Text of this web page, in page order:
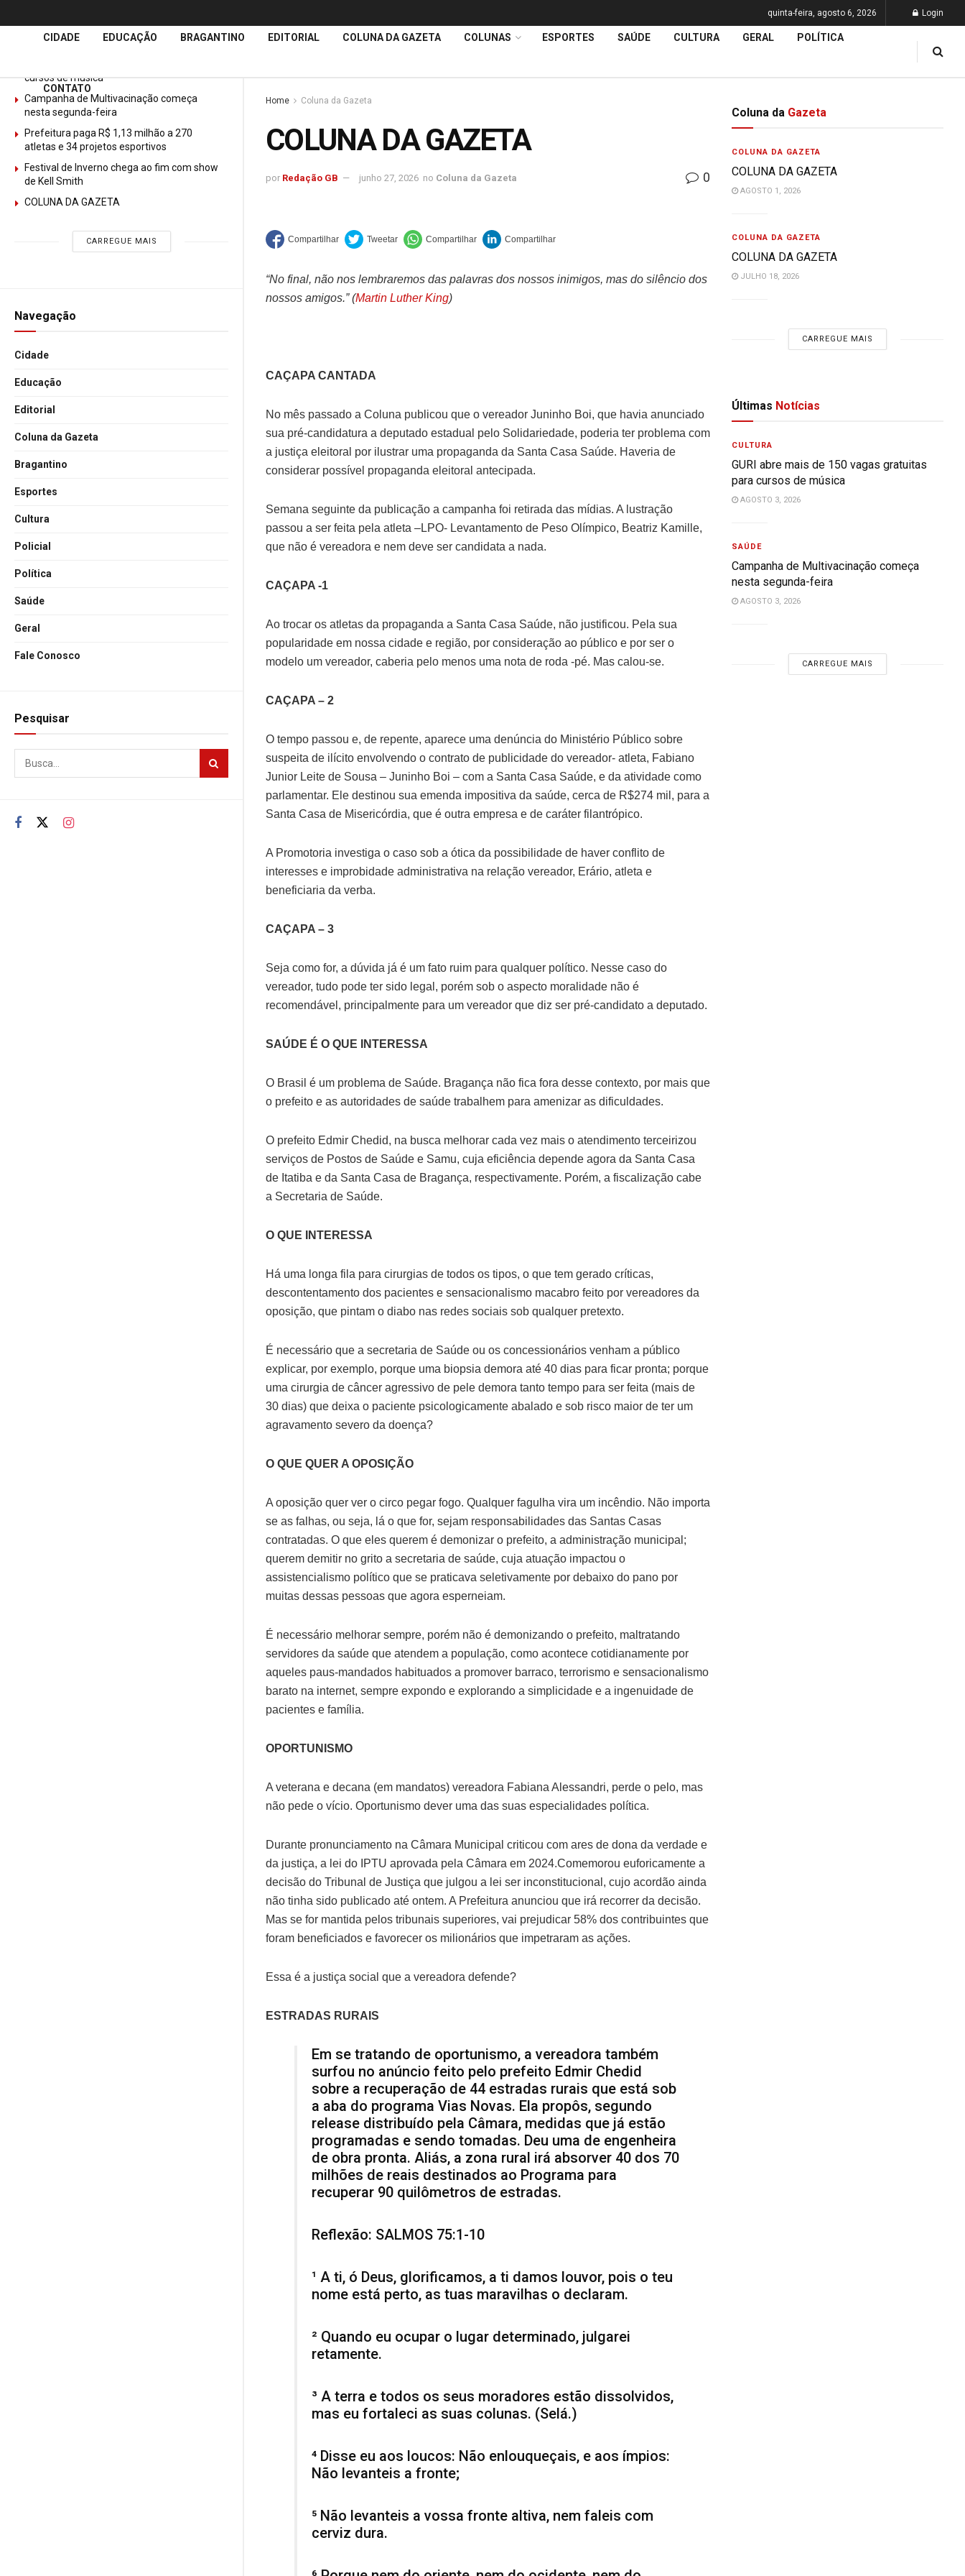
ÚltimasNotícias
cursos de música
Campanha de Multivacinação começa
nesta segunda-feira
Prefeitura paga R$ 1,13 milhão a 270
atletas e 34 projetos esportivos
Festival de Inverno chega ao fim com show
de Kell Smith
COLUNA DA GAZETA
CARREGUE MAIS
Navegação
Cidade
Educação
Editorial
Coluna da Gazeta
Bragantino
Esportes
Cultura
Policial
Política
Saúde
Geral
Fale Conosco
Pesquisar
quinta-feira, agosto 6, 2026 Login
CIDADE EDUCAÇÃO BRAGANTINO EDITORIAL COLUNA DA GAZETA COLUNAS ESPORTES SAÚDE CULTURA GERAL POLÍTICA
CONTATO
Home Coluna da Gazeta
COLUNA DA GAZETA
por Redação GB junho 27, 2026 no Coluna da Gazeta 0
“No final, não nos lembraremos das palavras dos nossos inimigos, mas do silêncio dos
nossos amigos.” (Martin Luther King)
CAÇAPA CANTADA
No mês passado a Coluna publicou que o vereador Juninho Boi, que havia anunciado
sua pré-candidatura a deputado estadual pelo Solidariedade, poderia ter problema com
a justiça eleitoral por ilustrar uma propaganda da Santa Casa Saúde. Haveria de
considerar possível propaganda eleitoral antecipada.
Semana seguinte da publicação a campanha foi retirada das mídias. A lustração
passou a ser feita pela atleta –LPO- Levantamento de Peso Olímpico, Beatriz Kamille,
que não é vereadora e nem deve ser candidata a nada.
CAÇAPA -1
Ao trocar os atletas da propaganda a Santa Casa Saúde, não justificou. Pela sua
popularidade em nossa cidade e região, por consideração ao público e por ser o
modelo um vereador, caberia pelo menos uma nota de roda -pé. Mas calou-se.
CAÇAPA – 2
O tempo passou e, de repente, aparece uma denúncia do Ministério Público sobre
suspeita de ilícito envolvendo o contrato de publicidade do vereador- atleta, Fabiano
Junior Leite de Sousa – Juninho Boi – com a Santa Casa Saúde, e da atividade como
parlamentar. Ele destinou sua emenda impositiva da saúde, cerca de R$274 mil, para a
Santa Casa de Misericórdia, que é outra empresa e de caráter filantrópico.
A Promotoria investiga o caso sob a ótica da possibilidade de haver conflito de
interesses e improbidade administrativa na relação vereador, Erário, atleta e
beneficiaria da verba.
CAÇAPA – 3
Seja como for, a dúvida já é um fato ruim para qualquer político. Nesse caso do
vereador, tudo pode ter sido legal, porém sob o aspecto moralidade não é
recomendável, principalmente para um vereador que diz ser pré-candidato a deputado.
SAÚDE É O QUE INTERESSA
O Brasil é um problema de Saúde. Bragança não fica fora desse contexto, por mais que
o prefeito e as autoridades de saúde trabalhem para amenizar as dificuldades.
O prefeito Edmir Chedid, na busca melhorar cada vez mais o atendimento terceirizou
serviços de Postos de Saúde e Samu, cuja eficiência depende agora da Santa Casa
de Itatiba e da Santa Casa de Bragança, respectivamente. Porém, a fiscalização cabe
a Secretaria de Saúde.
O QUE INTERESSA
Há uma longa fila para cirurgias de todos os tipos, o que tem gerado críticas,
descontentamento dos pacientes e sensacionalismo macabro feito por vereadores da
oposição, que pintam o diabo nas redes sociais sob qualquer pretexto.
É necessário que a secretaria de Saúde ou os concessionários venham a público
explicar, por exemplo, porque uma biopsia demora até 40 dias para ficar pronta; porque
uma cirurgia de câncer agressivo de pele demora tanto tempo para ser feita (mais de
30 dias) que deixa o paciente psicologicamente abalado e sob risco maior de ter um
agravamento severo da doença?
O QUE QUER A OPOSIÇÃO
A oposição quer ver o circo pegar fogo. Qualquer fagulha vira um incêndio. Não importa
se as falhas, ou seja, lá o que for, sejam responsabilidades das Santas Casas
contratadas. O que eles querem é demonizar o prefeito, a administração municipal;
querem demitir no grito a secretaria de saúde, cuja atuação impactou o
assistencialismo político que se praticava seletivamente por debaixo do pano por
muitas dessas pessoas que agora esperneiam.
É necessário melhorar sempre, porém não é demonizando o prefeito, maltratando
servidores da saúde que atendem a população, como acontece cotidianamente por
aqueles paus-mandados habituados a promover barraco, terrorismo e sensacionalismo
barato na internet, sempre expondo e explorando a simplicidade e a ingenuidade de
pacientes e família.
OPORTUNISMO
A veterana e decana (em mandatos) vereadora Fabiana Alessandri, perde o pelo, mas
não pede o vício. Oportunismo dever uma das suas especialidades política.
Durante pronunciamento na Câmara Municipal criticou com ares de dona da verdade e
da justiça, a lei do IPTU aprovada pela Câmara em 2024.Comemorou euforicamente a
decisão do Tribunal de Justiça que julgou a lei ser inconstitucional, cujo acordão ainda
não tinha sido publicado até ontem. A Prefeitura anunciou que irá recorrer da decisão.
Mas se for mantida pelos tribunais superiores, vai prejudicar 58% dos contribuintes que
foram beneficiados e favorecer os milionários que impetraram as ações.
Essa é a justiça social que a vereadora defende?
ESTRADAS RURAIS
Em se tratando de oportunismo, a vereadora também
surfou no anúncio feito pelo prefeito Edmir Chedid
sobre a recuperação de 44 estradas rurais que está sob
a aba do programa Vias Novas. Ela propôs, segundo
release distribuído pela Câmara, medidas que já estão
programadas e sendo tomadas. Deu uma de engenheira
de obra pronta. Aliás, a zona rural irá absorver 40 dos 70
milhões de reais destinados ao Programa para
recuperar 90 quilômetros de estradas.
Reflexão: SALMOS 75:1-10
¹ A ti, ó Deus, glorificamos, a ti damos louvor, pois o teu
nome está perto, as tuas maravilhas o declaram.
² Quando eu ocupar o lugar determinado, julgarei
retamente.
³ A terra e todos os seus moradores estão dissolvidos,
mas eu fortaleci as suas colunas. (Selá.)
⁴ Disse eu aos loucos: Não enlouqueçais, e aos ímpios:
Não levanteis a fronte;
⁵ Não levanteis a vossa fronte altiva, nem faleis com
cerviz dura.
Coluna da Gazeta
COLUNA DA GAZETA
COLUNA DA GAZETA
AGOSTO 1, 2026
COLUNA DA GAZETA
COLUNA DA GAZETA
JULHO 18, 2026
CARREGUE MAIS
Últimas Notícias
CULTURA
GURI abre mais de 150 vagas gratuitas
para cursos de música
AGOSTO 3, 2026
SAÚDE
Campanha de Multivacinação começa
nesta segunda-feira
AGOSTO 3, 2026
CARREGUE MAIS